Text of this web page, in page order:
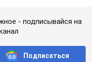
- подписывайся на
Подписаться